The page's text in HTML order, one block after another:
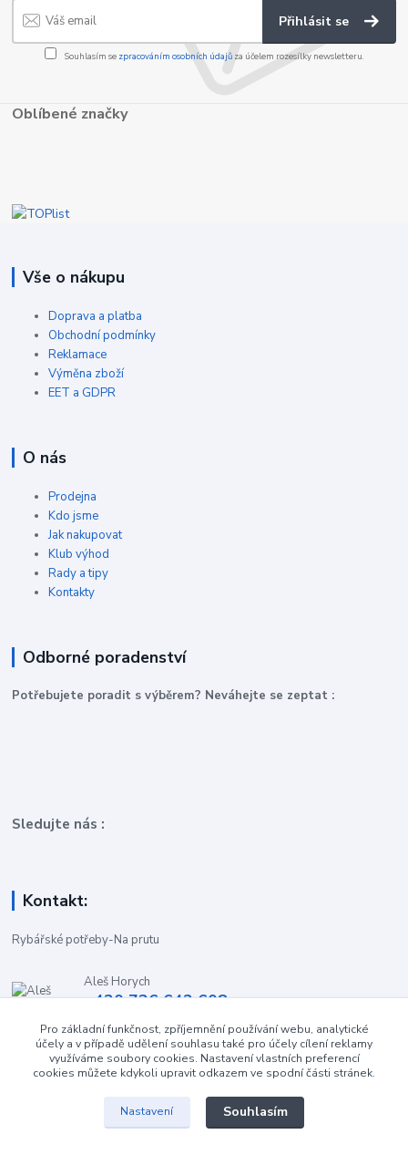
Přihlásit se
Souhlasím se zpracováním osobních údajůza účelem rozesílky newsletteru.
Oblíbené značky
Vše o nákupu
Doprava a platba
Obchodní podmínky
Reklamace
Výměna zboží
EET a GDPR
O nás
Prodejna
Kdo jsme
Jak nakupovat
Klub výhod
Rady a tipy
Kontakty
Odborné poradenství
Potřebujete poradit s výběrem? Neváhejte se zeptat :
Sledujte nás :
Kontakt:
Rybářské potřeby-Na prutu
Aleš Horych
+420 736 642 608
obchod-naprutu@seznam.cz
Pro základní funkčnost, zpříjemnění používání webu, analytické
účely a v případě udělení souhlasu také pro účely cílení reklamy
využíváme soubory cookies. Nastavení vlastních preferencí
cookies můžete kdykoli upravit odkazem ve spodní části stránek.
Nastavení Souhlasím